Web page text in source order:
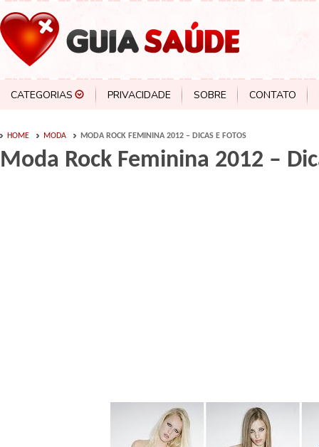
CATEGORIAS PRIVACIDADE SOBRE CONTATO
HOME MODA MODA ROCK FEMININA 2012 – DICAS E FOTOS
Moda Rock Feminina 2012 –